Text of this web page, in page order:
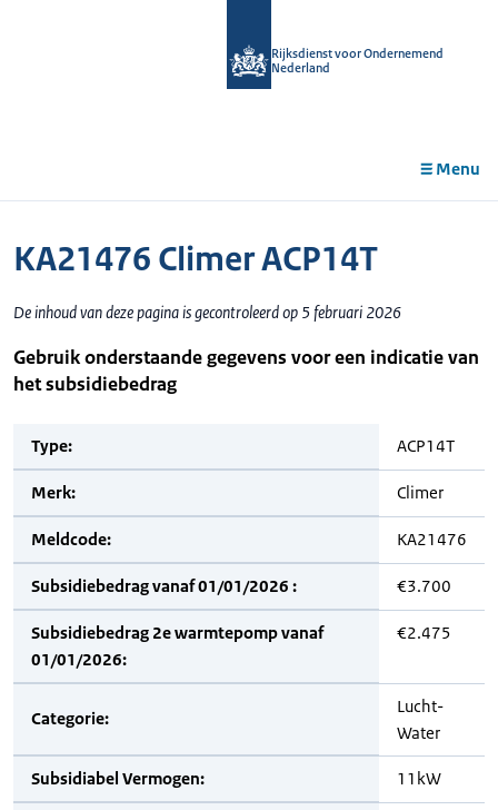
Rijksdienst voor Ondernemend
Nederland
Menu
KA21476 Climer ACP14T
De inhoud van deze pagina is gecontroleerd op 5 februari 2026
Gebruik onderstaande gegevens voor een indicatie van
het subsidiebedrag
Type: ACP14T
Merk: Climer
Meldcode: KA21476
Subsidiebedrag vanaf 01/01/2026 : €3.700
Subsidiebedrag 2e warmtepomp vanaf
01/01/2026:
€2.475
Categorie:
Lucht-
Water
Subsidiabel Vermogen: 11kW